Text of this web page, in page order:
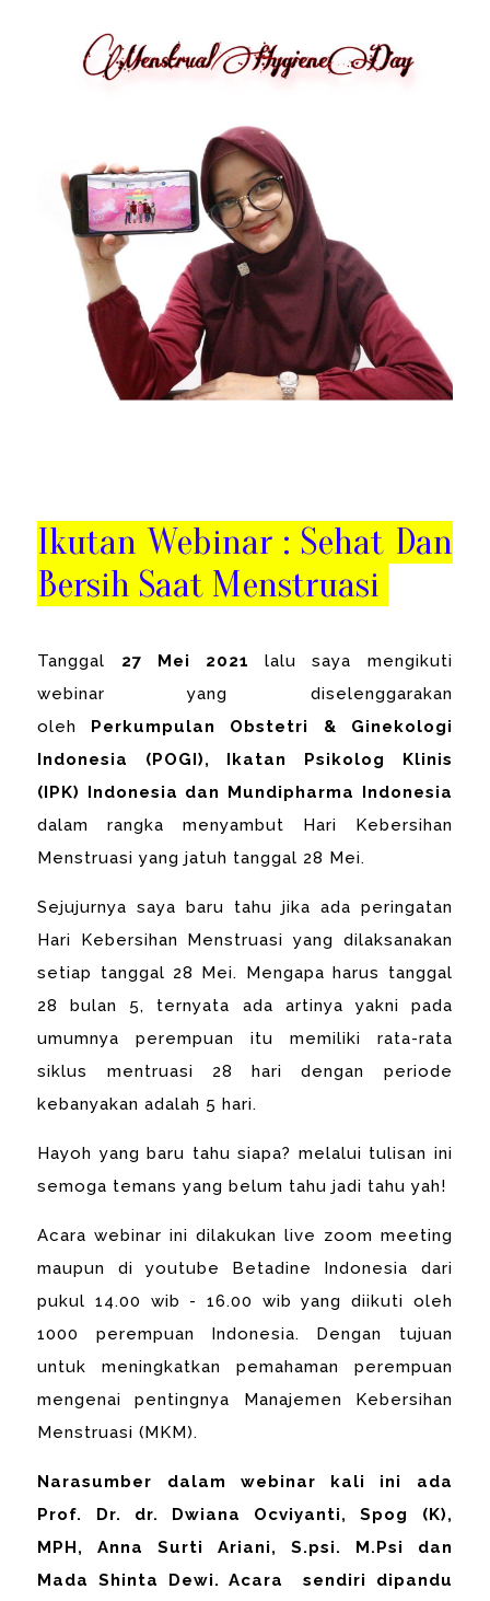
Ikutan Webinar : Sehat Dan
Bersih Saat Menstruasi
Tanggal 27 Mei 2021
lalu saya mengikuti
webinar yang diselenggarakan
oleh Perkumpulan Obstetri & Ginekologi
Indonesia (POGI), Ikatan Psikolog Klinis
(IPK) Indonesia dan Mundipharma Indonesia
dalam rangka menyambut Hari Kebersihan
Menstruasi yang jatuh tanggal 28 Mei.
Sejujurnya saya baru tahu jika ada peringatan
Hari Kebersihan Menstruasi yang dilaksanakan
setiap tanggal 28 Mei. Mengapa harus tanggal
28 bulan 5, ternyata ada artinya yakni pada
umumnya perempuan itu memiliki rata-rata
siklus mentruasi 28 hari dengan periode
kebanyakan adalah 5 hari.
Hayoh yang baru tahu siapa? melalui tulisan ini
semoga temans yang belum tahu jadi tahu yah!
Acara webinar ini dilakukan live zoom meeting
maupun di youtube Betadine Indonesia dari
pukul 14.00 wib - 16.00 wib yang diikuti oleh
1000 perempuan Indonesia. Dengan tujuan
untuk meningkatkan pemahaman perempuan
mengenai pentingnya Manajemen Kebersihan
Menstruasi (MKM).
Narasumber dalam webinar kali ini ada
Prof. Dr. dr. Dwiana Ocviyanti, Spog (K),
MPH, Anna Surti Ariani, S.psi. M.Psi dan
Mada Shinta Dewi. Acara sendiri dipandu